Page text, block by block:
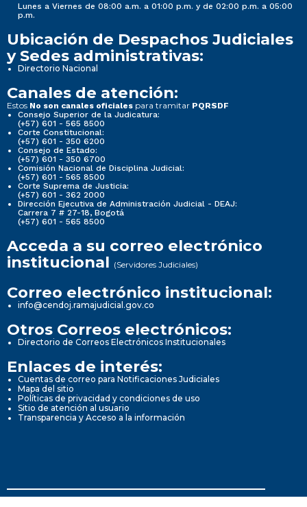
Lunes a Viernes de 08:00 a.m. a 01:00 p.m. y de 02:00 p.m. a 05:00
p.m.
Ubicación de Despachos Judiciales
y Sedes administrativas:
Directorio Nacional
Canales de atención:
Estos No son canales oficiales para tramitar PQRSDF
Consejo Superior de la Judicatura:
(+57) 601 - 565 8500
Corte Constitucional:
(+57) 601 - 350 6200
Consejo de Estado:
(+57) 601 - 350 6700
Comisión Nacional de Disciplina Judicial:
(+57) 601 - 565 8500
Corte Suprema de Justicia:
(+57) 601 - 362 2000
Dirección Ejecutiva de Administración Judicial - DEAJ:
Carrera 7 # 27-18, Bogotá
(+57) 601 - 565 8500
Acceda a su correo electrónico
institucional (Servidores Judiciales)
Correo electrónico institucional:
info@cendoj.ramajudicial.gov.co
Otros Correos electrónicos:
Directorio de Correos Electrónicos Institucionales
Enlaces de interés:
Cuentas de correo para Notificaciones Judiciales
Mapa del sitio
Políticas de privacidad y condiciones de uso
Sitio de atención al usuario
Transparencia y Acceso a la información